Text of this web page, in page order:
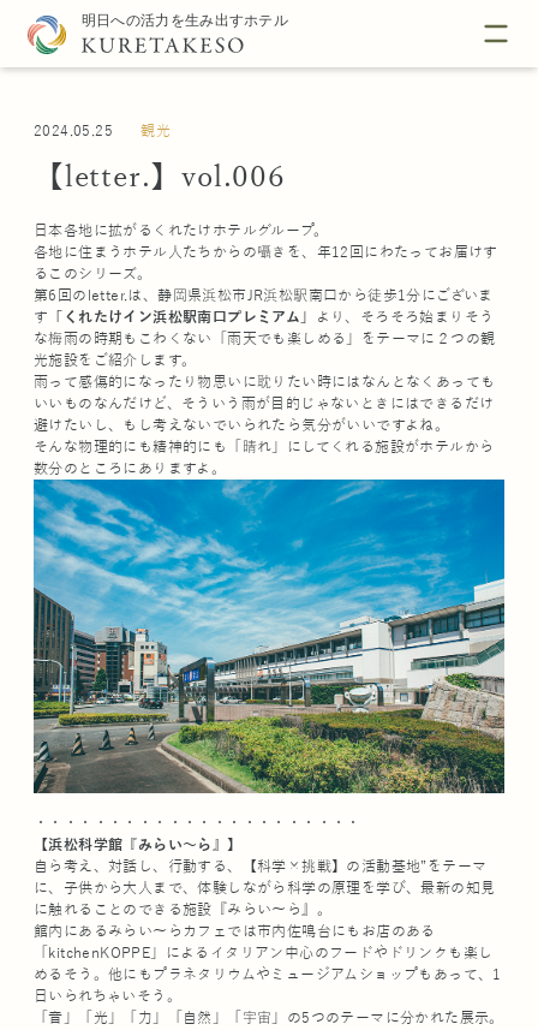
2024.05.25 観光
【letter.】vol.006
日本各地に拡がるくれたけホテルグループ。
各地に住まうホテル人たちからの囁きを、年12回にわたってお届けす
るこのシリーズ。
第6回のletter.は、静岡県浜松市JR浜松駅南口から徒歩1分にございま
す
「くれたけイン浜松駅南口プレミアム」
より、そろそろ始まりそう
な梅雨の時期もこわくない「雨天でも楽しめる」をテーマに２つの観
光施設をご紹介します。
雨って感傷的になったり物思いに耽りたい時にはなんとなくあっても
いいものなんだけど、そういう雨が目的じゃないときにはできるだけ
避けたいし、もし考えないでいられたら気分がいいですよね。
そんな物理的にも精神的にも「晴れ」にしてくれる施設がホテルから
数分のところにありますよ。
・・・・・・・・・・・・・・・・・・・・・・
【浜松科学館『みらい～ら』】
自ら考え、対話し、行動する、【科学×挑戦】の活動基地”をテーマ
に、子供から大人まで、体験しながら科学の原理を学び、最新の知見
に触れることのできる施設『みらい〜ら』。
館内にあるみらい〜らカフェでは市内佐鳴台にもお店のある
「kitchenKOPPE」によるイタリアン中心のフードやドリンクも楽し
めるそう。他にもプラネタリウムやミュージアムショップもあって、1
日いられちゃいそう。
「音」「光」「力」「自然」「宇宙」の5つのテーマに分かれた展示。